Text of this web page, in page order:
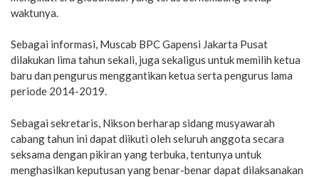
waktunya.
Sebagai informasi, Muscab BPC Gapensi Jakarta Pusat
dilakukan lima tahun sekali, juga sekaligus untuk memilih ketua
baru dan pengurus menggantikan ketua serta pengurus lama
periode 2014-2019.
Sebagai sekretaris, Nikson berharap sidang musyawarah
cabang tahun ini dapat diikuti oleh seluruh anggota secara
seksama dengan pikiran yang terbuka, tentunya untuk
menghasilkan keputusan yang benar-benar dapat dilaksanakan